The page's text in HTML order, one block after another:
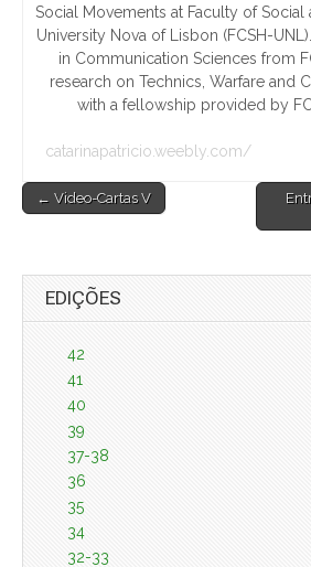
Social Movements at Faculty of Social
University Nova of Lisbon (FCSH-
in Communication Sciences from
research on Technics, Warfare and
with a fellowship provided by
catarinapatricio.weebly.com/
Post
← Video-Cartas V
EDIÇÕES
42
41
40
39
37-38
36
35
34
32-33